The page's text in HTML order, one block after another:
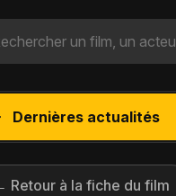
Dernières actualités
Retour à la fiche du film